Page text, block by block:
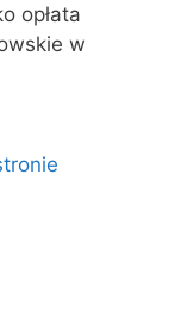
opłata
w